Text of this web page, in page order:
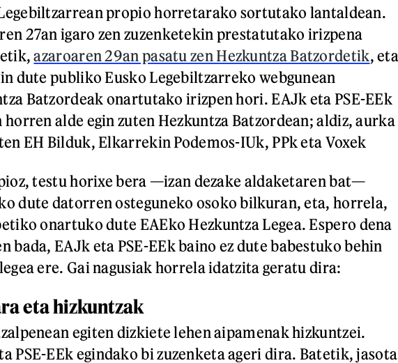
propio horretarako sortutako lantaldean.
27an igaro zen zuzenketekin prestatutako irizpena
azaroaren 29an pasatu zen Hezkuntza Batzordetik, eta
dute publiko Eusko Legebiltzarreko webgunean
Batzordeak onartutako irizpen hori. EAJk eta PSE-EEk
horren alde egin zuten Hezkuntza Batzordean; aldiz, aurka
EH Bilduk, Elkarrekin Podemos-IUk, PPk eta Voxek
testu horixe bera —izan dezake aldaketaren bat—
dute datorren osteguneko osoko bilkuran, eta, horrela,
onartuko dute EAEko Hezkuntza Legea. Espero dena
bada, EAJk eta PSE-EEk baino ez dute babestuko behin
ere. Gai nagusiak horrela idatzita geratu dira:
eta hizkuntzak
egiten dizkiete lehen aipamenak hizkuntzei.
PSE-EEk egindako bi zuzenketa ageri dira. Batetik, jasota